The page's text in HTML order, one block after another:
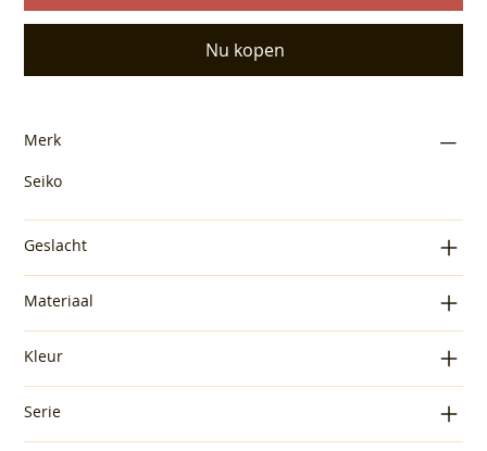
Nu kopen
Merk
Seiko
Geslacht
Materiaal
Kleur
Serie